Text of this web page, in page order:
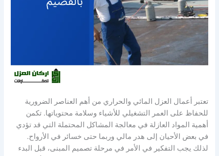
تعتبر أعمال العزل المائي والحراري من أهم العناصر الضرورية
للحفاظ على العمر التشغيلي للأشياء وسلامة محتوياتها. تكمن
أهمية المواد العازلة في معالجة المشاكل المحتملة التي قد تؤدي
في بعض الأحيان إلى هدر مالي وربما حتى خسائر في الأرواح.
لذلك يجب التفكير في الأمر في مرحلة تصميم المبنى، قبل البدء